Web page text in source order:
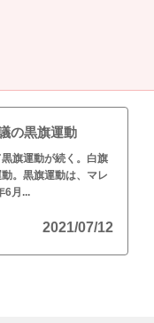
の黒旗運動
旗運動が続く。白旗
。黒旗運動は、マレ
6月...
2021/07/12